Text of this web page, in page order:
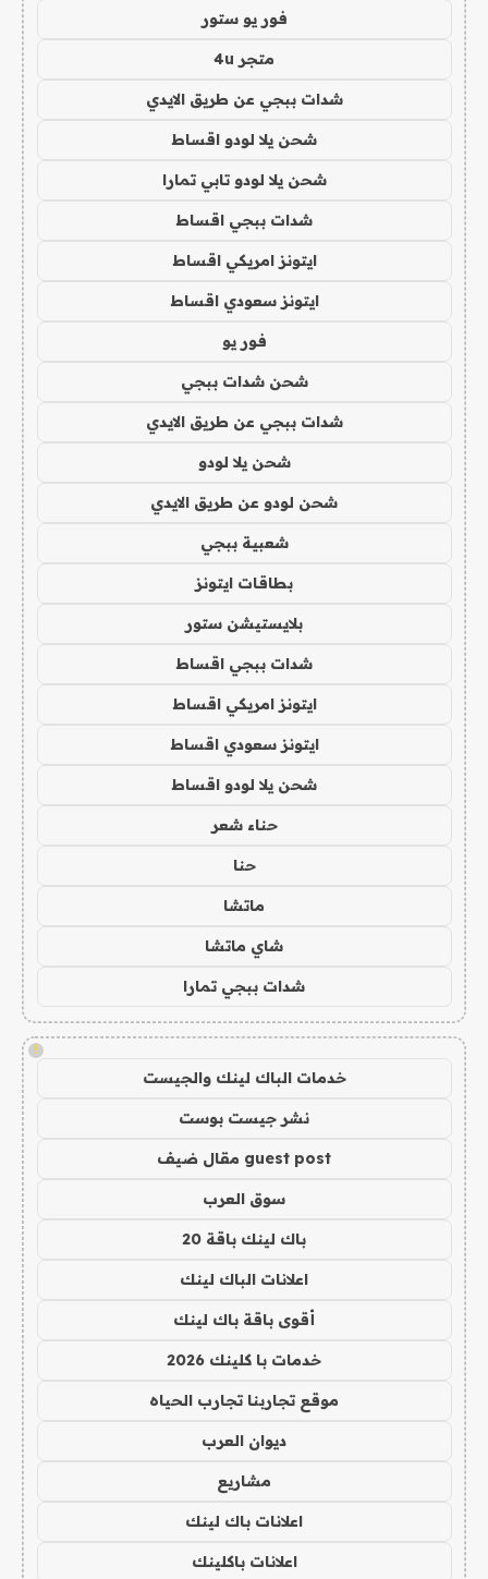
فور يو ستور
متجر 4u
شدات ببجي عن طريق الايدي
شحن يلا لودو اقساط
شحن يلا لودو تابي تمارا
شدات ببجي اقساط
ايتونز امريكي اقساط
ايتونز سعودي اقساط
فور يو
شحن شدات ببجي
شدات ببجي عن طريق الايدي
شحن يلا لودو
شحن لودو عن طريق الايدي
شعبية ببجي
بطاقات ايتونز
بلايستيشن ستور
شدات ببجي اقساط
ايتونز امريكي اقساط
ايتونز سعودي اقساط
شحن يلا لودو اقساط
حناء شعر
حنا
ماتشا
شاي ماتشا
شدات ببجي تمارا
!
خدمات الباك لينك والجيست
نشر جيست بوست
guest post مقال ضيف
سوق العرب
باك لينك باقة 20
اعلانات الباك لينك
أقوى باقة باك لينك
خدمات با كلينك 2026
موقع تجاربنا تجارب الحياه
ديوان العرب
مشاريع
اعلانات باك لينك
اعلانات باكلينك